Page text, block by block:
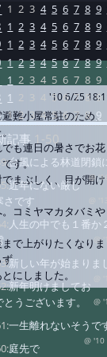
'10 6/25
難小屋常駐のため、
も連日の暑さでお花
す。
まぶしく、目が開け
コミヤマカタバミや
で上がりたくなりま
ず
にしました。
1 2 3 4 5 6 7 8 9
1 2 3 4 5 6 7 8 9
1 2 3 4 5 6 7 8 9
1 2 3 4 5 6 7 8 9
1 2 3 4 5 6 7 8 9
1 2 3 4 5 6 7 8 9
1 2 3 4 5 6 7 8 9
記事 1-50
台風による林道閉鎖
@
近年にない厳し
さです
@
人生の中でも１番か
@
新しい年が始まりま
新年明けましてお
とうございます。
@
一生離れないそうで
@
庭先で